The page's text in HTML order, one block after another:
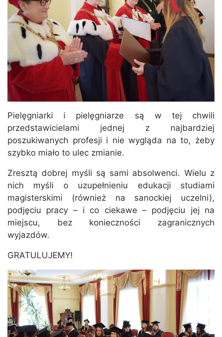
Pielęgniarki i pielęgniarze są w tej chwili
przedstawicielami jednej z najbardziej
poszukiwanych profesji i nie wygląda na to, żeby
szybko miało to ulec zmianie.
Zresztą dobrej myśli są sami absolwenci. Wielu z
nich myśli o uzupełnieniu edukacji studiami
magisterskimi (również na sanockiej uczelni),
podjęciu pracy – i co ciekawe – podjęciu jej na
miejscu, bez konieczności zagranicznych
wyjazdów.
GRATULUJEMY!​